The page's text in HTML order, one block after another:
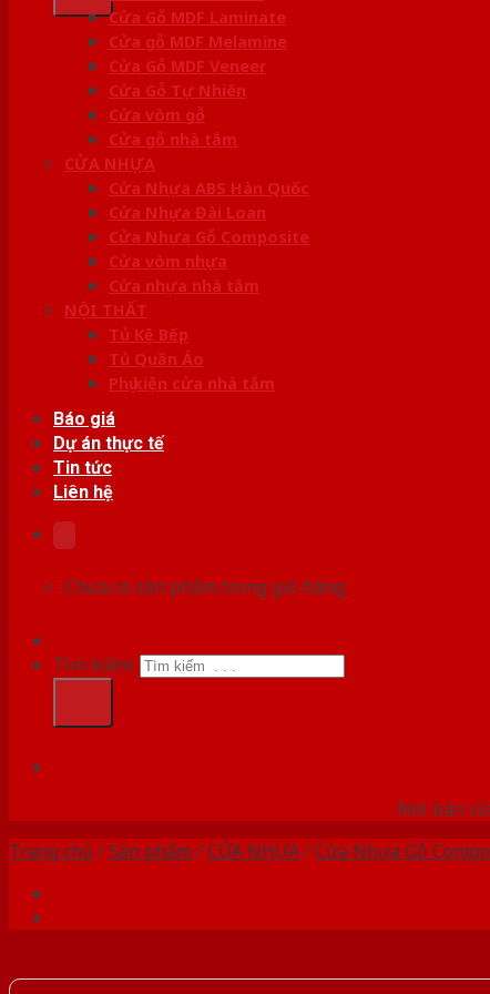
Cửa Gỗ MDF Laminate
Cửa gỗ MDF Melamine
Cửa Gỗ MDF Veneer
Cửa Gỗ Tự Nhiên
Cửa vòm gỗ
Cửa gỗ nhà tắm
CỬA NHỰA
Cửa Nhựa ABS Hàn Quốc
Cửa Nhựa Đài Loan
Cửa Nhựa Gỗ Composite
Cửa vòm nhựa
Cửa nhựa nhà tắm
NỘI THẤT
Tủ Kệ Bếp
Tủ Quần Áo
Phụ kiện cửa nhà tắm
Báo giá
Dự án thực tế
Tin tức
Liên hệ
Chưa có sản phẩm trong giỏ hàng.
Tìm kiếm:
Nơi bán
Trang chủ /Sản phẩm /CỬA NHỰA/Cửa Nhựa Gỗ